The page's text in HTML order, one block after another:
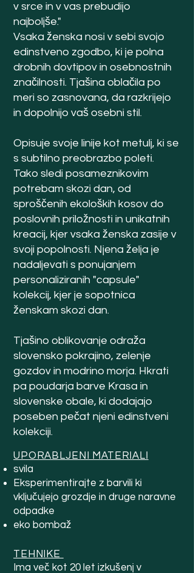
v srce in v vas prebudijo
najboljše."
Vsaka ženska nosi v sebi svojo
edinstveno zgodbo, ki je polna
drobnih dovtipov in osebnostnih
značilnosti. Tjašina oblačila po
meri so zasnovana, da razkrijejo
in dopolnijo vaš osebni stil.
Opisuje svoje linije kot metulj, ki se
s subtilno preobrazbo poleti.
Tako sledi posameznikovim
potrebam skozi dan, od
sproščenih ekoloških kosov do
poslovnih priložnosti in unikatnih
kreacij, kjer vsaka ženska zasije v
svoji popolnosti. Njena želja je
nadaljevati s ponujanjem
personaliziranih "capsule"
kolekcij, kjer je sopotnica
ženskam skozi dan.
Tjašino oblikovanje odraža
slovensko pokrajino, zelenje
gozdov in modrino morja. Hkrati
pa poudarja barve Krasa in
slovenske obale, ki dodajajo
poseben pečat njeni edinstveni
kolekciji.
UPORABLJENI MATERIALI
svila
Eksperimentirajte z barvili ki
vključujejo grozdje in druge naravne
odpadke
eko bombaž
TEHNIKE
Ima več kot 20 let izkušenj v